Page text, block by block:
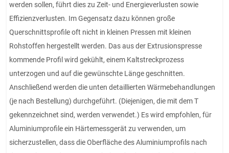
werden sollen, führt dies zu Zeit- und Energieverlusten sowie
Effizienzverlusten. Im Gegensatz dazu können große
Querschnittsprofile oft nicht in kleinen Pressen mit kleinen
Rohstoffen hergestellt werden. Das aus der Extrusionspresse
kommende Profil wird gekühlt, einem Kaltstreckprozess
unterzogen und auf die gewünschte Länge geschnitten.
Anschließend werden die unten detaillierten Wärmebehandlungen
(je nach Bestellung) durchgeführt. (Diejenigen, die mit dem T
gekennzeichnet sind, werden verwendet.) Es wird empfohlen, für
Aluminiumprofile ein Härtemessgerät zu verwenden, um
sicherzustellen, dass die Oberfläche des Aluminiumprofils nach